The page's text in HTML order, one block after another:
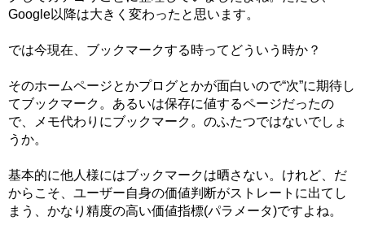
Google以降は大きく変わったと思います。
では今現在、ブックマークする時ってどういう時か？
そのホームページとかプログとかが面白いので“次”に期待し
てブックマーク。あるいは保存に値するページだったの
で、メモ代わりにブックマーク。のふたつではないでしょ
うか。
基本的に他人様にはブックマークは晒さない。けれど、だ
からこそ、ユーザー自身の価値判断がストレートに出てし
まう、かなり精度の高い価値指標(パラメータ)ですよね。